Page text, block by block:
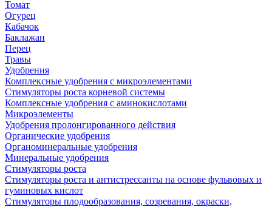
Томат
Огурец
Кабачок
Баклажан
Перец
Травы
Удобрения
Комплексные удобрения с микроэлементами
Стимуляторы роста корневой системы
Комплексные удобрения с аминокислотами
Микроэлементы
Удобрения пролонгированного действия
Органические удобрения
Органоминеральные удобрения
Минеральные удобрения
Стимуляторы роста
Стимуляторы роста и антистрессанты на основе фульвовых и
гуминовых кислот
Стимуляторы плодообразования, созревания, окраски,